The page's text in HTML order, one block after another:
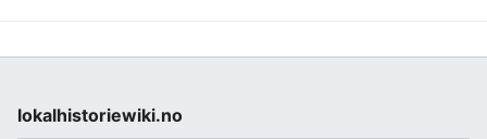
lokalhistoriewiki.no